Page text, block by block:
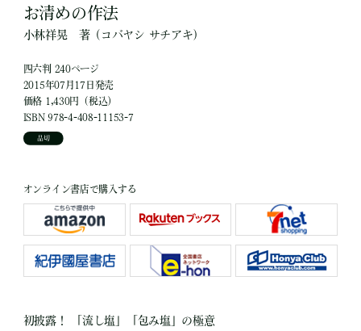
お清めの作法
小林祥晃 著（コバヤシ サチアキ）
四六判 240ページ
2015年07月17日発売
価格 1,430円（税込）
ISBN 978-4-408-11153-7
品切
オンライン書店で購入する
初披露！ 「流し塩」「包み塩」の極意